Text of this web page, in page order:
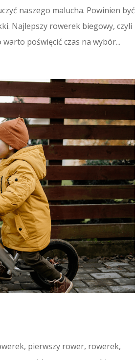
naszego malucha. Powinien być
Najlepszy rowerek biegowy, czyli
poświęcić czas na wybór...
, pierwszy rower, rowerek,